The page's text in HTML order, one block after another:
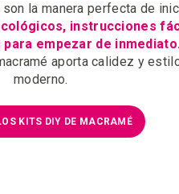
la manera perfecta de
instrucciones
empezar de
aporta calidez y
moderno.
KITS DIY DE MACRAMÉ